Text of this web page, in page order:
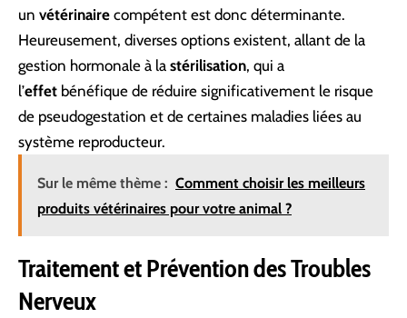
un vétérinaire compétent est donc déterminante.
Heureusement, diverses options existent, allant de la
gestion hormonale à la stérilisation, qui a
l’effet bénéfique de réduire significativement le risque
de pseudogestation et de certaines maladies liées au
système reproducteur.
Sur le même thème : Comment choisir les meilleurs
produits vétérinaires pour votre animal ?
Traitement et Prévention des Troubles
Nerveux